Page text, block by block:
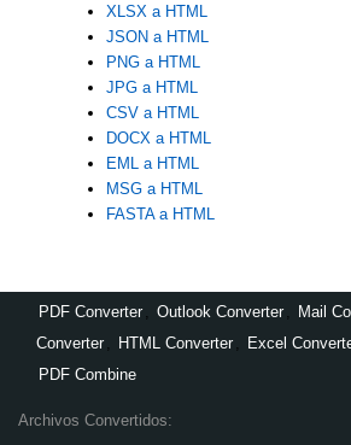
XLSX a HTML
JSON a HTML
PNG a HTML
JPG a HTML
CSV a HTML
DOCX a HTML
EML a HTML
MSG a HTML
FASTA a HTML
PDF Converter Outlook Converter Mail
Converter
HTML Converter Excel
PDF Combine
Archivos Convertidos: